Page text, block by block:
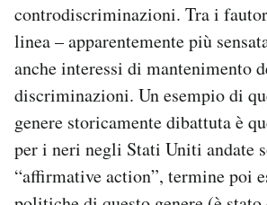
AREA PERSONALE
Area Personale
Newsletter
Notifiche mobile
Regala il Post
Hai bisogno di aiuto?
controdiscriminazioni. Tra i
linea – apparentemente più
anche interessi di mantenimento
discriminazioni. Un esempio di
genere storicamente dibattuta è
per i neri negli Stati Uniti andate
“affirmative action”, termine poi